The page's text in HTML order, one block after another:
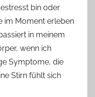
n
n
e
bin oder
im Moment erleben
in meinem
wenn ich
Symptome, die
Stirn fühlt sich